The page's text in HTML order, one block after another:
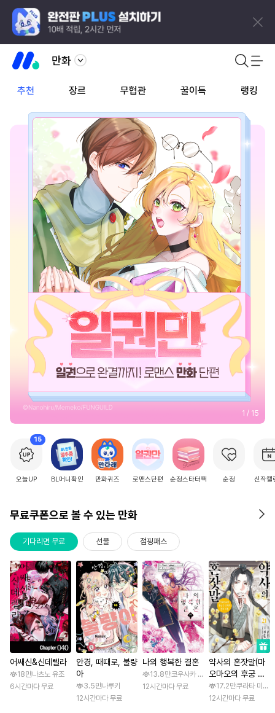
만화
추천 장르 무협관 꿀이득 랭킹
2 / 15
15
오늘UP BL머니확인 만화퀴즈 로맨스단편 순정스타터팩 순정 신작캘
무료쿠폰으로 볼 수 있는 만화
기다리면 무료 선물 점핑패스
어쌔신&신데렐라
18만나츠노 유조
6시간마다 무료
안경, 때때로, 불량
아
3.5만나루키
12시간마다 무료
나의 행복한 결혼
13.8만코우사카 리토 / 아기토기 아쿠미
12시간마다 무료
약사의 혼잣말(마
오마오의 후궁 수
수께끼 풀이수첩)
17.2만쿠라타 미노
12시간마다 무료